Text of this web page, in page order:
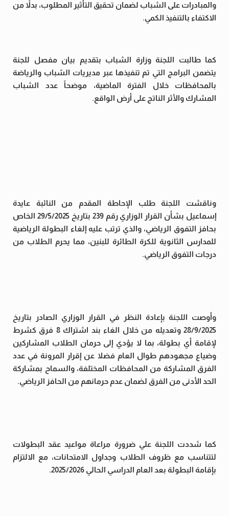
والمبادرات على الشباب لضمان تحقيق التأثير المطلوب، بدلاً من
الاكتفاء بالتنفيذ الكمي.
كما طالبت اللجنة وزارة الشباب بتقديم بيان مفصل للجنة
يتضمن البرامج التي تم تنفيذها عبر مديريات الشباب والرياضة
بالمحافظات خلال الفترة الماضية، موضحاً عدد الشباب
المشارك والأثر الناتج على أرض الواقع.
وناقشت اللجنة طلب الإحاطة المقدم من النائبة عايدة
إسماعيل بشأن القرار الوزاري رقم 239 بتاريخ 29/5/2025 الخاص
بحافز التفوق الرياضي، والذي ترتب عليه إلغاء البطولة الرياضية
للمدارس الثانوية للكرة الطائرة للبنين، مما يحرم الطلاب من
درجات التفوق الرياضي.
وأوصت اللجنة بإعادة النظر في القرار الوزاري الصادر بتاريخ
28/9/2025 وتعديله من خلال الغاء بند اشتراك 8 فرق كشرط
لإقامة أي بطولة، بما لا يؤدي إلى حرمان الطلاب المشاركين
وضياع مجهودهم طوال العام فضلا عن إقرار المرونة في عدد
الفرق المشاركة من المحافظات المختلفة، والسماح بمشاركة
الحد الأدنى من الفرق لضمان عدم حرمانهم من الحافز الرياضي.
كما شددت اللجنة علي ضرورة مراعاة مواعيد عقد البطولات
لتتناسب مع ظروف الطلاب وجداول الامتحانات، مع الالتزام
بإقامة البطولة بعد العام الدراسي الحالي 2025/2026.